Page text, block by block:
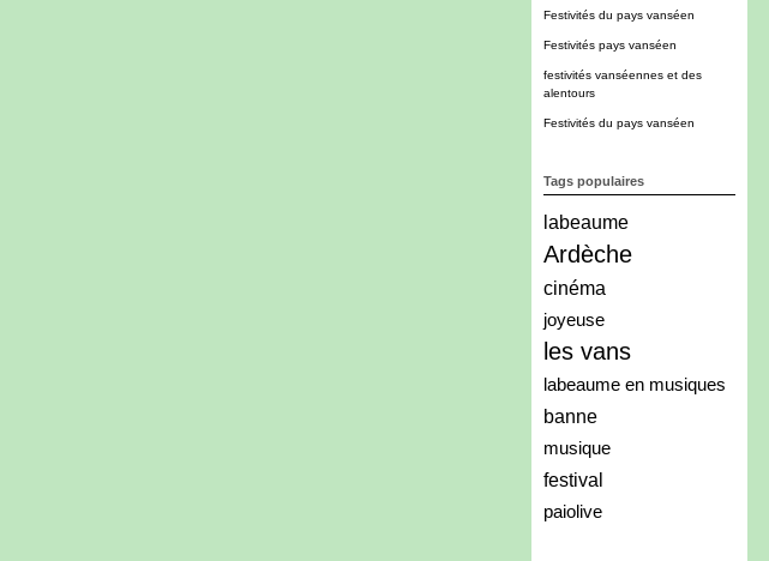
Festivités du pays vanséen
Festivités pays vanséen
festivités vanséennes et des
alentours
Festivités du pays vanséen
Tags populaires
labeaume
Ardèche
cinéma
joyeuse
les vans
labeaume en musiques
banne
musique
festival
paiolive